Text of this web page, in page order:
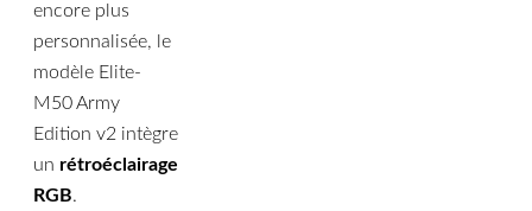
encore plus
personnalisée, le
modèle Elite-
M50 Army
Edition v2 intègre
un rétroéclairage
RGB.